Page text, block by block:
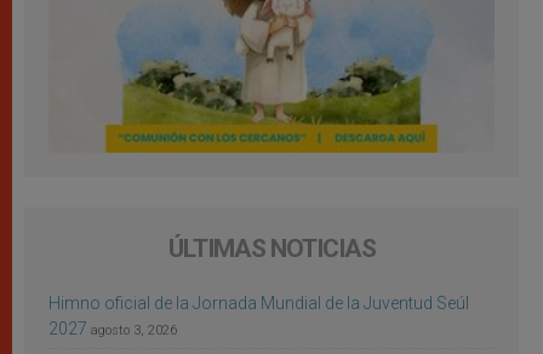
ÚLTIMAS NOTICIAS
Himno oficial de la Jornada Mundial de la Juventud Seúl
2027 agosto 3, 2026